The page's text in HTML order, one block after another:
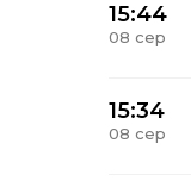
15:44
08 сер
15:34
08 сер